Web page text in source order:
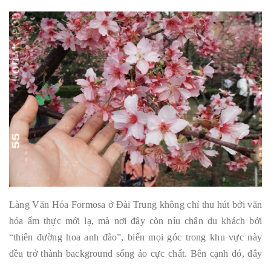
Làng Văn Hóa Formosa ở Đài Trung không chỉ thu hút bởi văn
hóa ẩm thực mới lạ, mà nơi đây còn níu chân du khách bởi
“thiên đường hoa anh đào”, biến mọi góc trong khu vực này
đều trở thành background sống ảo cực chất. Bên cạnh đó, đây